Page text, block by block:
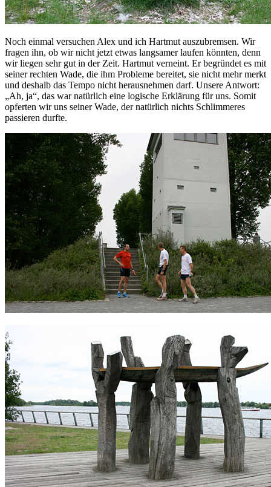
Noch einmal versuchen Alex und ich Hartmut auszubremsen. Wir
fragen ihn, ob wir nicht jetzt etwas langsamer laufen könnten, denn
wir liegen sehr gut in der Zeit. Hartmut verneint. Er begründet es mit
seiner rechten Wade, die ihm Probleme bereitet, sie nicht mehr merkt
und deshalb das Tempo nicht herausnehmen darf. Unsere Antwort:
„Ah, ja“, das war natürlich eine logische Erklärung für uns. Somit
opferten wir uns seiner Wade, der natürlich nichts Schlimmeres
passieren durfte.